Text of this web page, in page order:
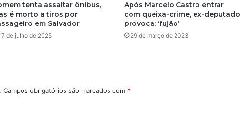
tenta assaltar ônibus,
é morto a tiros por
em Salvador
de julho de 2025
Após Marcelo Castro entrar
com queixa-crime, ex-deputado
provoca: ‘fujão’
29 de março de 2023
Campos obrigatórios são marcados com *